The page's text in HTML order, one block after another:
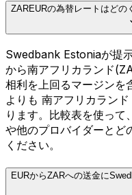
ZAREURの為替レートはどの
Swedbank Estoniaが提
から南アフリカランド
相利を上回るマージンを
よりも 南アフリカラン
ります。比較表を使っ
や他のプロバイダーとど
ください。
EURからZARへの送金に